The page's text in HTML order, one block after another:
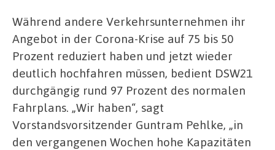
Während andere Verkehrsunternehmen ihr
Angebot in der Corona-Krise auf 75 bis 50
Prozent reduziert haben und jetzt wieder
deutlich hochfahren müssen, bedient DSW21
durchgängig rund 97 Prozent des normalen
Fahrplans. „Wir haben“, sagt
Vorstandsvorsitzender Guntram Pehlke, „in
den vergangenen Wochen hohe Kapazitäten